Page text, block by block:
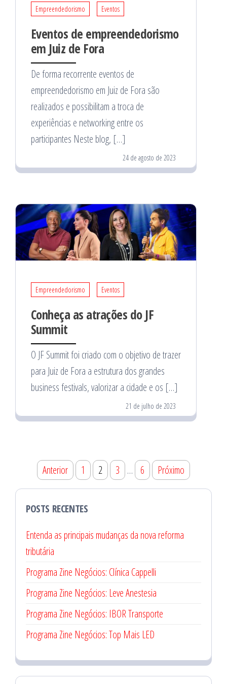
Empreendedorismo Eventos
Eventos de empreendedorismo
em Juiz de Fora
De forma recorrente eventos de
empreendedorismo em Juiz de Fora são
realizados e possibilitam a troca de
experiências e networking entre os
participantes Neste blog, […]
24 de agosto de 2023
Empreendedorismo Eventos
Conheça as atrações do JF
Summit
O JF Summit foi criado com o objetivo de trazer
para Juiz de Fora a estrutura dos grandes
business festivals, valorizar a cidade e os […]
21 de julho de 2023
Paginação
de
posts
Anterior 1 2 3 … 6 Próximo
POSTS RECENTES
Entenda as principais mudanças da nova reforma
tributária
Programa Zine Negócios: Clínica Cappelli
Programa Zine Negócios: Leve Anestesia
Programa Zine Negócios: IBOR Transporte
Programa Zine Negócios: Top Mais LED